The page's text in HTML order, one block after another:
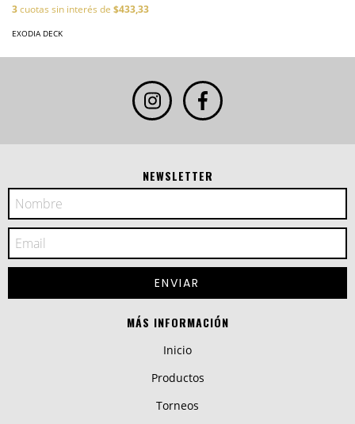
3cuotas sin interés de $433,33
EXODIA DECK
NEWSLETTER
MÁS INFORMACIÓN
Inicio
Productos
Torneos